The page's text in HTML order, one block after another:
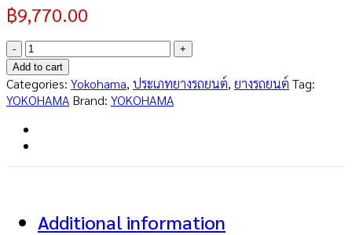
฿9,770.00
ADVAN
Decibel
V552
(JP)
quantity
Add to cart
Categories: Yokohama, ประเภทยางรถยนต์, ยางรถยนต์ Tag:
YOKOHAMA Brand: YOKOHAMA
Additional information